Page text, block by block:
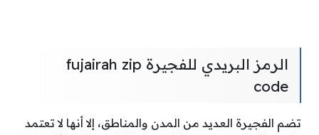
الرمز البريدي للفجيرة fujairah zip
code
تضم الفجيرة العديد من المدن والمناطق، إلا أنها لا تعتمد